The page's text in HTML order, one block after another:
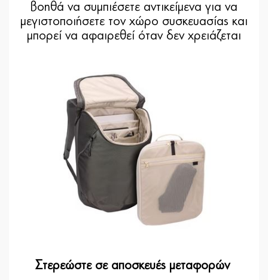
βοηθά να συμπιέσετε αντικείμενα για να
μεγιστοποιήσετε τον χώρο συσκευασίας και
μπορεί να αφαιρεθεί όταν δεν χρειάζεται
Στερεώστε σε αποσκευές μεταφορών